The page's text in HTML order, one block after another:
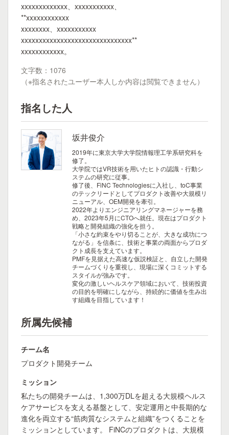
xxxxxxxxxxxxx、xxxxxxxxxxx、
**xxxxxxxxxxxx
xxxxxxxx、xxxxxxxxxxx
xxxxxxxxxxxxxxxxxxxxxxxxxxxxxxx**
xxxxxxxxxxxx。
文字数：1076
（※指名されたユーザー本人しか内容は閲覧できません）
指名した人
坂井俊介
2019年に東京大学大学院情報理工学系研究科を
修了。
大学院ではVR技術を用いたヒトの認識・行動シ
ステムの研究に従事。
修了後、FiNC Technologiesに入社し、toC事業
のテックリードとしてプロダクト改善や大規模リ
ニューアル、OEM開発を牽引。
2022年よりエンジニアリングマネージャーを務
め、2023年5月にCTOへ就任。現在はプロダクト
戦略と開発組織の強化を担う。
「小さな約束をやり切ることが、大きな成功につ
ながる」を信条に、技術と事業の両面からプロダ
クト成長を支えています。
PMFを見据えた高速な仮説検証と、自立した開発
チームづくりを重視し、現場に深くコミットする
スタイルが強みです。
変化の激しいヘルスケア領域において、技術投資
の目的を明確にしながら、持続的に価値を生み出
す組織を目指しています！
所属先候補
チーム名
プロダクト開発チーム
ミッション
私たちの開発チームは、1,300万DLを超える大規模ヘルス
ケアサービスを支える基盤として、安定運用と中長期的な
進化を両立する“筋肉質なシステムと組織”をつくることを
ミッションとしています。 FiNCのプロダクトは、大規模